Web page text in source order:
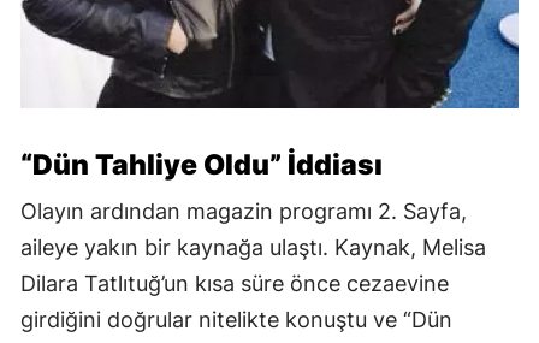
“Dün Tahliye Oldu” İddiası
Olayın ardından magazin programı 2. Sayfa,
aileye yakın bir kaynağa ulaştı. Kaynak, Melisa
Dilara Tatlıtuğ’un kısa süre önce cezaevine
girdiğini doğrular nitelikte konuştu ve “Dün